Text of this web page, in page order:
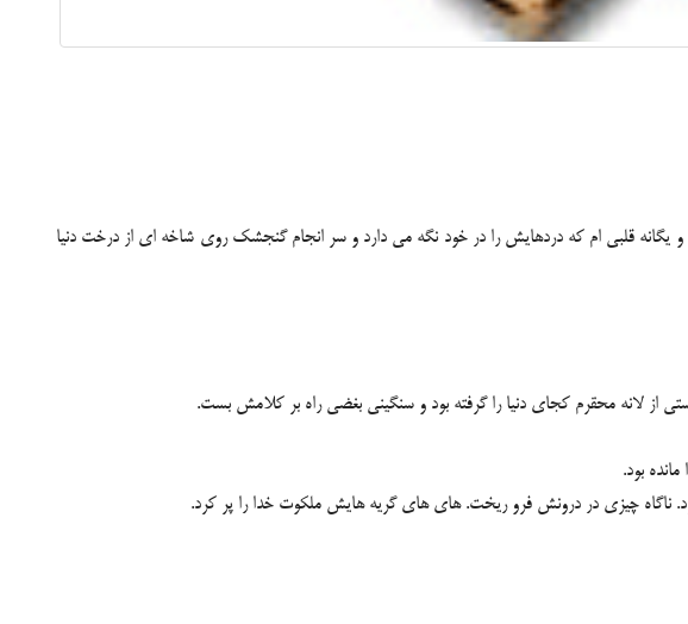
قلبی ام که دردهایش را در خود نگه می دارد و سر انجام گنجشک روی شاخه ای از درخت دنیا
از لانه محقرم کجای دنیا را گرفته بود و سنگینی بغضی راه بر کلامش بست.
بود.
ناگاه چیزی در درونش فرو ریخت. های های گریه هایش ملکوت خدا را پر کرد.